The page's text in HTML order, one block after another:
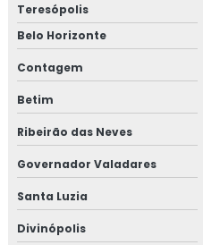
Teresópolis
Belo Horizonte
Contagem
Betim
Ribeirão das Neves
Governador Valadares
Santa Luzia
Divinópolis